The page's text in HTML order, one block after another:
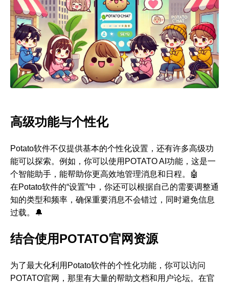
高级功能与个性化
Potato软件不仅提供基本的个性化设置，还有许多高级功
能可以探索。例如，你可以使用POTATO AI功能，这是一
个智能助手，能帮助你更高效地管理消息和日程。🤖
在Potato软件的“设置”中，你还可以根据自己的需要调整通
知的类型和频率，确保重要消息不会错过，同时避免信息
过载。🔔
结合使用POTATO官网资源
为了最大化利用Potato软件的个性化功能，你可以访问
POTATO官网，那里有大量的帮助文档和用户论坛。在官